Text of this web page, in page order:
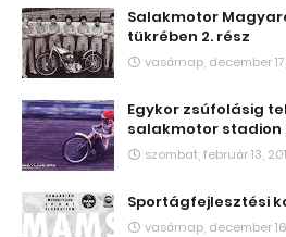
Salakmotor
tükrében 2. rész
vasárnap, december
Egykor zsúfolásig
salakmotor
szombat, február 13,
Sportágfejlesztési
vasárnap, december